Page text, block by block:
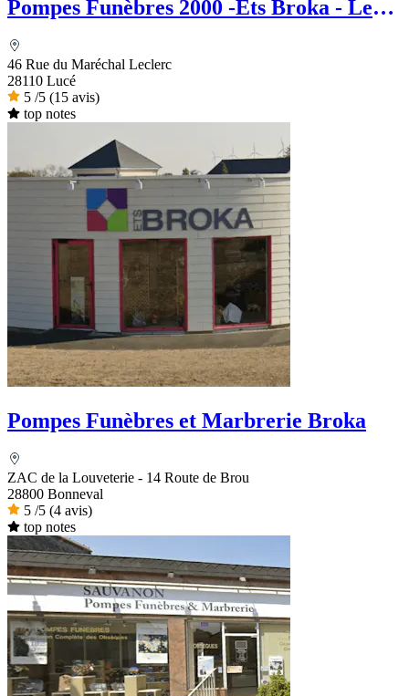
Pompes Funèbres 2000 -Ets Broka - Le
46 Rue du Maréchal Leclerc
28110 Lucé
5 /5 (15 avis)
top notes
Pompes Funèbres et Marbrerie Broka
ZAC de la Louveterie - 14 Route de Brou
28800 Bonneval
5 /5 (4 avis)
top notes